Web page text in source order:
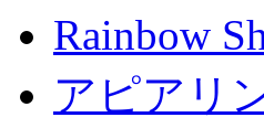
Rainbow
アピアリ